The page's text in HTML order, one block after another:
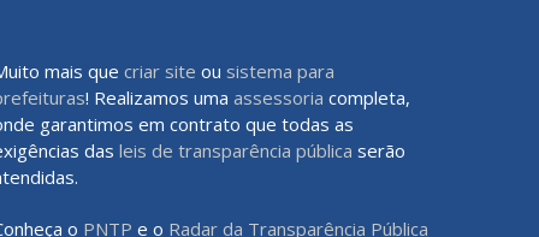
mais que criar site ou sistema para
! Realizamos uma assessoria completa,
garantimos em contrato que todas as
das leis de transparência pública serão
o PNTP e o Radar da Transparência Pública